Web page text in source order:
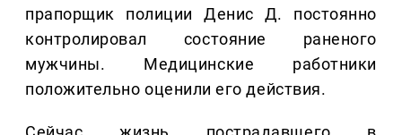
прапорщик полиции Денис Д. постоянно
контролировал состояние раненого
мужчины. Медицинские работники
положительно оценили его действия.